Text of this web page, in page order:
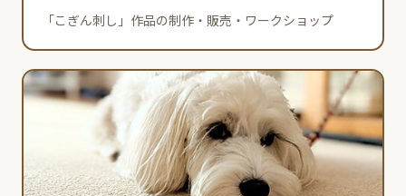
「こぎん刺し」作品の制作・販売・ワークショップ